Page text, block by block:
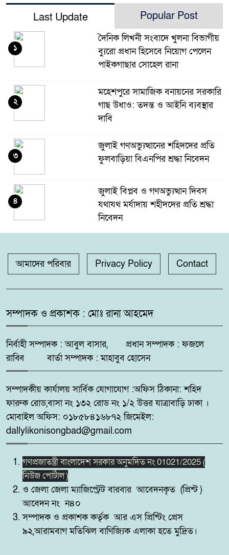
Last Update Popular Post
দৈনিক লিখনী সংবাদে খুলনা বিভাগীয়
ব্যুরো প্রধান হিসেবে নিয়োগ পেলেন
পাইকগাছার সোহেল রানা
১
মহেশপুরে সামাজিক বনায়নের সরকারি
গাছ উধাও: তদন্ত ও আইনি ব্যবস্থার
দাবি
২
জুলাই গণঅভ্যুত্থানের শহিদদের প্রতি
ফুলবাড়িয়া বিএনপির শ্রদ্ধা নিবেদন
৩
জুলাই বিপ্লব ও গণঅভ্যুত্থান দিবস
যথাযথ মর্যাদায় শহীদদের প্রতি শ্রদ্ধা
নিবেদন
৪
উদ্ধার
৫
গঙ্গাচড়া থানায় মামলা না নেওয়ার
দাবিতে সংবাদ সম্মেলন
দুমকির আঙ্গারিয়ায় চেয়ারম্যান প্রার্থী
দেলোয়ার খানের মতবিনিময় সভা
৭
কুষ্টিয়ায় ‘ভিলেজ বয়েজ ক্লাব’র
উদ্যোগে মাদকবিরোধী ও
সচেতনতামূলক মিনি ফুটবল টুর্নামেন্ট
২০২৬ অনুষ্ঠিত
৮
সিলেট রেঞ্জের মধ্যে শ্রেষ্ট অফিসার
হিসেবে সম্মাননাপত্র গ্রহন করেন দিরাই
থানার ওসি মোঃ আমিনুল ইসলাম
৯
মদনে প্রশাসনের অভিযানে নিষিদ্ধ
বেড়জাল ও চায়না জাল পুড়িয়ে ধ্বংস,
১০
আমাদের পরিবার Privacy Policy Contact
সম্পাদক ও প্রকাশক : মোঃ রানা আহমেদ
নির্বাহী সম্পাদক : আবুল বাসার, প্রধান সম্পাদক : ফজলে
রাব্বি বার্তা সম্পাদক : মাহাবুব হোসেন
সম্পাদকীয় কার্যালয় সার্বিক যোগাযোগ :অফিস ঠিকানা: শহিদ
ফারুক রোড,বাসা নং ১৩২ রোড নং ১/২ উত্তর যাত্রাবাড়ি ঢাকা ।
মোবাইল অফিস: ০১৮৫৮৪১৬৮৭২ জিমেইল:
dallylikonisongbad@gmail.com
গণপ্রজাতন্ত্রী বাংলাদেশ সরকার অনুমদিত নং 01021/2025 (
নিউজ পোর্টাল )
ও জেলা জেলা ম্যাজিস্ট্রেট বারবার আবেদনকৃত (প্রিন্ট )
আবেদন নং ন৪০
সম্পাদক ও প্রকাশক কর্তৃক আর এস প্রিন্টিং প্রেস
৯২,আরামবাগ মতিঝিল বাণিজ্যিক এলাকা হতে মুদ্রিত।